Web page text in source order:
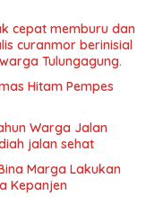
cepat memburu dan
curanmor berinisial
Tulungagung.
Hitam Pempes
Warga Jalan
jalan sehat
Marga Lakukan
Kepanjen